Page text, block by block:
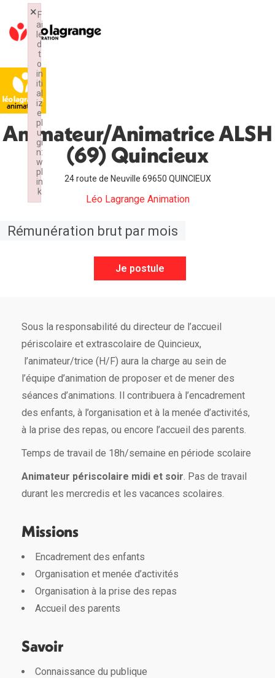
Animateur/Animatrice ALSH
(69) Quincieux
24 route de Neuville 69650 QUINCIEUX
Léo Lagrange Animation
Rémunération brut par mois
Je postule
Sous la responsabilité du directeur de l’accueil
périscolaire et extrascolaire de Quincieux,
l’animateur/trice (H/F) aura la charge au sein de
l’équipe d’animation de proposer et de mener des
séances d’animations. Il contribuera à l’encadrement
des enfants, à l’organisation et à la menée d’activités,
à la prise des repas, ou encore l’accueil des parents.
Temps de travail de 18h/semaine en période scolaire
Animateur périscolaire midi et soir. Pas de travail
durant les mercredis et les vacances scolaires.
Missions
Encadrement des enfants
Organisation et menée d’activités
Organisation à la prise des repas
Accueil des parents
Savoir
Connaissance du publique
F
ai
le
d
t
o
in
iti
al
iz
e
pl
u
gi
n:
w
pl
in
k
×
Failed to initialize plugin: wplink